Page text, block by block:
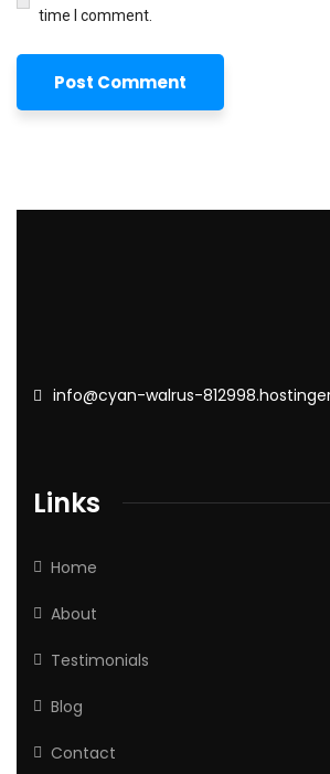
time I comment.
info@cyan-walrus-
Links
Home
About
Testimonials
Blog
Contact